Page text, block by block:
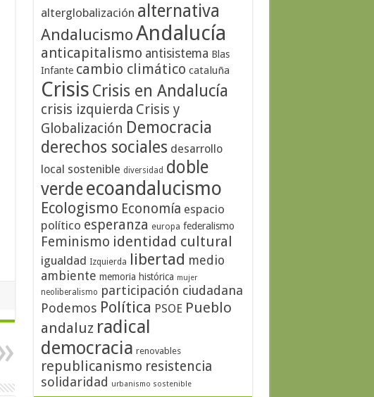
alterglobalización alternativa
AndalucismoAndalucía
anticapitalismo antisistema Blas
Infante cambio climático cataluña
Crisis Crisis en Andalucía
crisis izquierda Crisis y
Globalización Democracia
derechos sociales desarrollo
local sostenible diversidad doble
verdeecoandalucismo
Ecologismo Economía espacio
político esperanza europa federalismo
Feminismo identidad cultural
igualdad Izquierda libertad medio
ambiente memoria histórica mujer
neoliberalismo participación ciudadana
Podemos Política PSOE Pueblo
andaluz radical
democracia renovables
republicanismo resistencia
solidaridad urbanismo sostenible